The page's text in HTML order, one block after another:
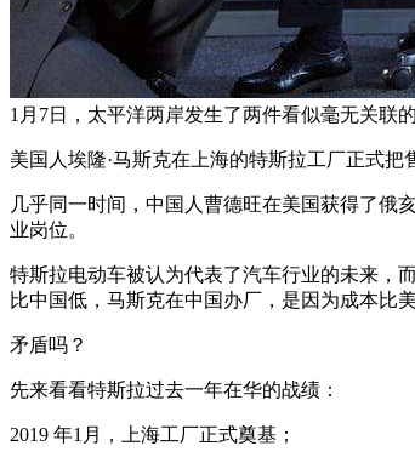
1月7日，太平洋两岸发生了两件看似毫无关联的
美国人埃隆·马斯克在上海的特斯拉工厂正式
几乎同一时间，中国人曹德旺在美国获得了俄
业岗位。
特斯拉电动车被认为代表了汽车行业的未来，
比中国低，马斯克在中国办厂，是因为成本比美
矛盾吗？
先来看看特斯拉过去一年在华的战绩：
2019 年1月，上海工厂正式奠基；